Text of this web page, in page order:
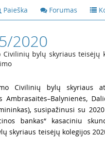
Paieška Forumas
2020
Civilinių bylų skyriaus teisėjų
Civilinių bylų skyriaus
susipažinusi su
bankas“ kasaciniu
skyriaus teisėjų kolegijos